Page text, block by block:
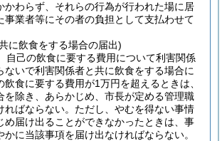
かわらず、それらの行為が行われた場に居
事業者等にその者の負担として支払わせて
に飲食をする場合の届出)
自己の飲食に要する費用について利害関係
ないで利害関係者と共に飲食をする場合に
飲食に要する費用が1万円を超えるときは、
を除き、あらかじめ、市長が定める管理職
ばならない。 ただし、やむを得ない事情
め届け出ることができなかったときは、事
かに当該事項を届け出なければならない。